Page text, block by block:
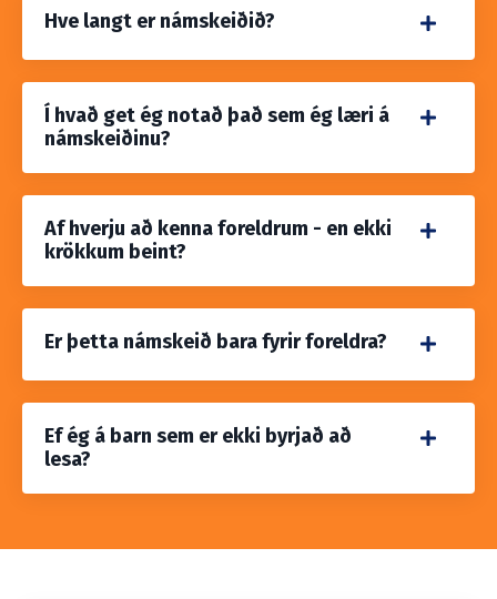
Hve langt er námskeiðið?
Í hvað get ég notað það sem ég læri á
námskeiðinu?
Af hverju að kenna foreldrum - en ekki
krökkum beint?
Er þetta námskeið bara fyrir foreldra?
Ef ég á barn sem er ekki byrjað að
lesa?